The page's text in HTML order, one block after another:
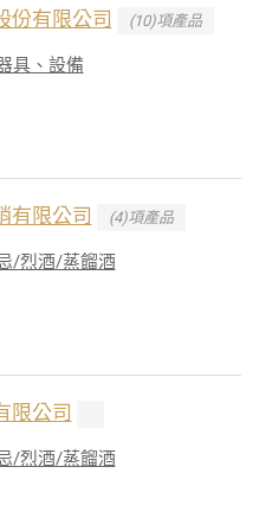
份有限公司 (10)項產品
具、設備
有限公司 (4)項產品
/烈酒/蒸餾酒
限公司
/烈酒/蒸餾酒